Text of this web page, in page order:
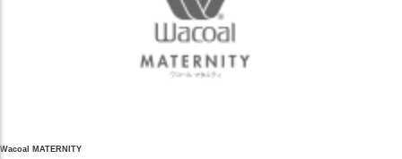
Wacoal MATERNITY